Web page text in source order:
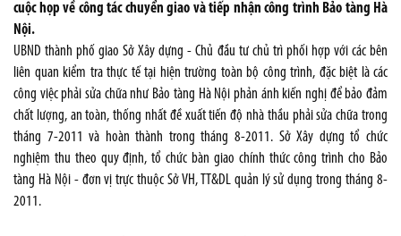
cuộc họp về công tác chuyển giao và tiếp nhận công trình Bảo tàng Hà
Nội.
UBND thành phố giao Sở Xây dựng - Chủ đầu tư chủ trì phối hợp với các bên
liên quan kiểm tra thực tế tại hiện trường toàn bộ công trình, đặc biệt là các
công việc phải sửa chữa như Bảo tàng Hà Nội phản ánh kiến nghị để bảo đảm
chất lượng, an toàn, thống nhất đề xuất tiến độ nhà thầu phải sửa chữa trong
tháng 7-2011 và hoàn thành trong tháng 8-2011. Sở Xây dựng tổ chức
nghiệm thu theo quy định, tổ chức bàn giao chính thức công trình cho Bảo
tàng Hà Nội - đơn vị trực thuộc Sở VH, TT&DL quản lý sử dụng trong tháng 8-
2011.